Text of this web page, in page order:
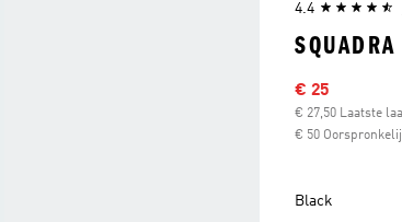
4.4
Sale price
€ 25
€ 27,50 Laatste
€ 50
Black